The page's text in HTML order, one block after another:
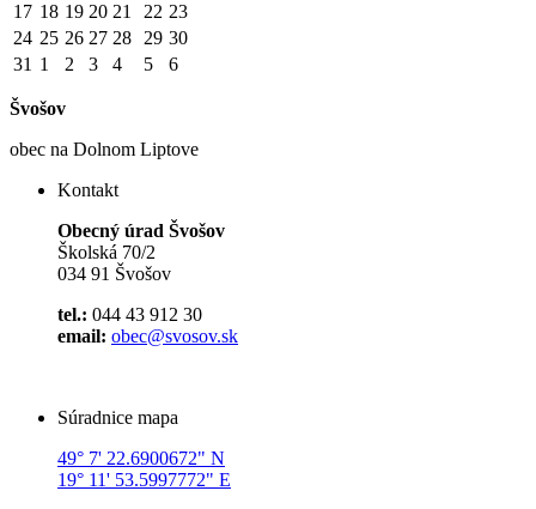
17 18 19 20 21 22 23
24 25 26 27 28 29 30
31 1 2 3 4 5 6
Švošov
obec na Dolnom Liptove
Kontakt
Obecný úrad Švošov
Školská 70/2
034 91 Švošov
tel.: 044 43 912 30
email: obec@svosov.sk
Súradnice mapa
49° 7' 22.6900672" N
19° 11' 53.5997772" E